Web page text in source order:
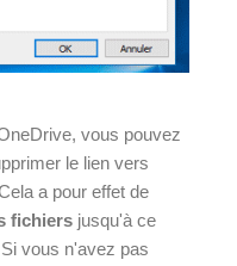
vous pouvez
le lien vers
a pour effet de
fichiers jusqu'à ce
vous n'avez pas